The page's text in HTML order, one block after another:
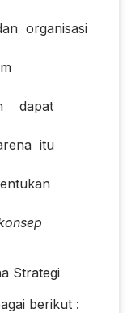
organisasi
dapat
itu
Strategi
berikut :